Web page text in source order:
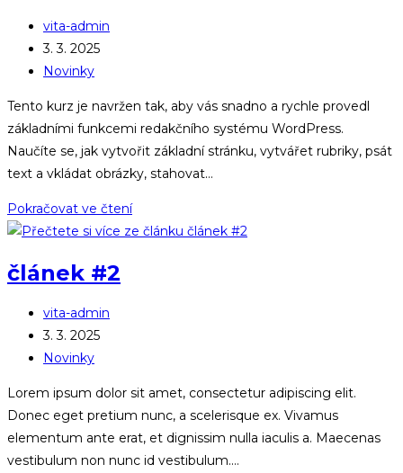
Autor
příspěvku
vita-admin
Příspěvek
byl
3. 3. 2025
Rubriky
Novinky
Tento kurz je navržen tak, aby vás snadno a rychle provedl
základními funkcemi redakčního systému WordPress.
Naučíte se, jak vytvořit základní stránku, vytvářet rubriky, psát
text a vkládat obrázky, stahovat…
Pokračovat ve čteníŠkolení
článek #2
Autor
příspěvku
vita-admin
Příspěvek
byl
3. 3. 2025
Rubriky
Novinky
Lorem ipsum dolor sit amet, consectetur adipiscing elit.
Donec eget pretium nunc, a scelerisque ex. Vivamus
elementum ante erat, et dignissim nulla iaculis a. Maecenas
vestibulum non nunc id vestibulum.…